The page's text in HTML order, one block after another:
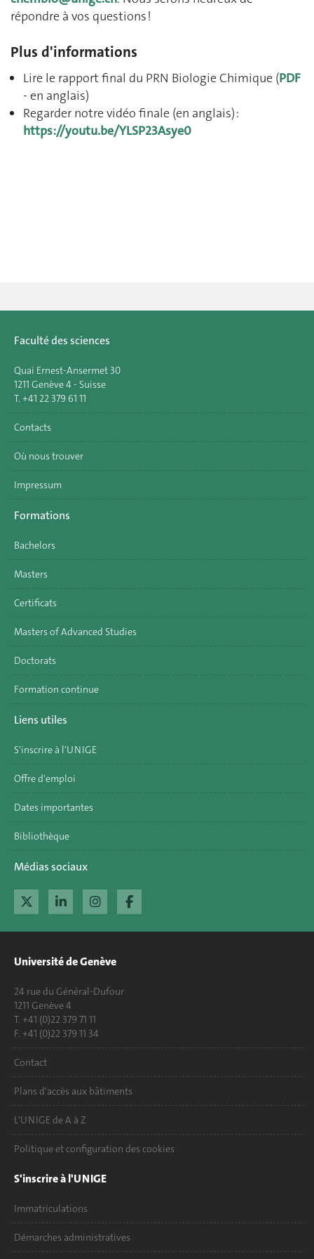
répondre à vos questions !
Plus d'informations
Lire le rapport final du PRN Biologie Chimique (PDF
- en anglais)
Regarder notre vidéo finale (en anglais) :
https://youtu.be/YLSP23Asye0
Faculté des sciences
Quai Ernest-Ansermet 30
1211 Genève 4 - Suisse
T. +41 22 379 61 11
Contacts
Où nous trouver
Impressum
Formations
Bachelors
Masters
Certificats
Masters of Advanced Studies
Doctorats
Formation continue
Liens utiles
S'inscrire à l'UNIGE
Offre d'emploi
Dates importantes
Bibliothèque
Médias sociaux
Université de Genève
24 rue du Général-Dufour
1211 Genève 4
T. +41 (0)22 379 71 11
F. +41 (0)22 379 11 34
Contact
Plans d'accès aux bâtiments
L'UNIGE de A à Z
Politique et configuration des cookies
S'inscrire à l'UNIGE
Immatriculations
Démarches administratives